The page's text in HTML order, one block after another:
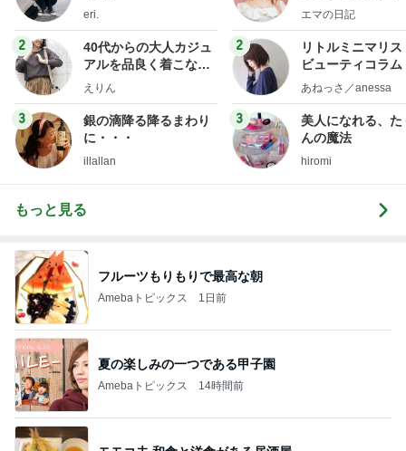
eri.
2
40代からの大人カジュ
アルを品良く着こなす
ファッションブログ
えりん
3
銀の滴降る降るまわり
に・・・
illallan
社売却セカンドラ
エマの日記
2
リトルミニマリス
ビューティコラ
little
あねっさ／anessa
3
美人になれる、た
んの魔法
hiromi
もっと見る
フルーツもりもりで最高な朝
Amebaトピックス 1日前
夏の楽しみの一つである甲子園
Amebaトピックス 14時間前